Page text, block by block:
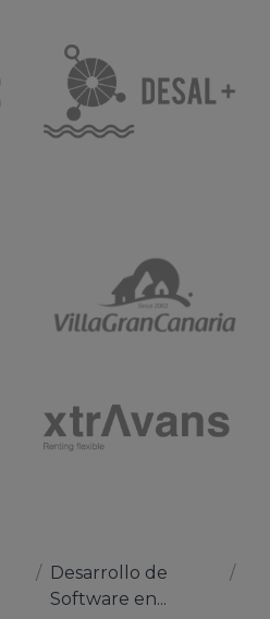
/ Desarrollo de
Software en...
/